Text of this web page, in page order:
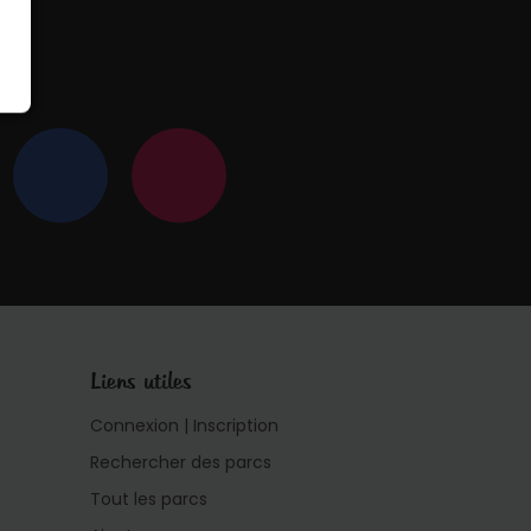
Liens utiles
Connexion | Inscription
Rechercher des parcs
Tout les parcs